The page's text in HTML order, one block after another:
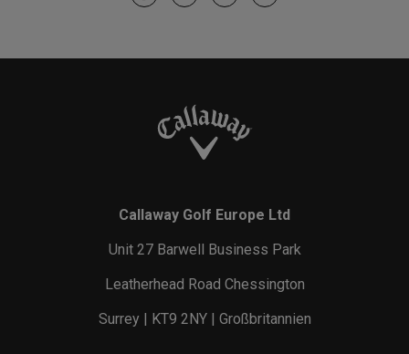
Callaway Golf Europe Ltd
Unit 27 Barwell Business Park
Leatherhead Road Chessington
Surrey | KT9 2NY | Großbritannien